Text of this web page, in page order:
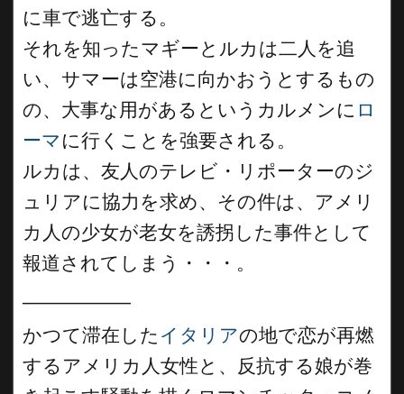
に車で逃亡する。
それを知ったマギーとルカは二人を追
い、サマーは空港に向かおうとするもの
の、大事な用があるというカルメンに ロ
ーマ に行くことを強要される。
ルカは、友人のテレビ・リポーターのジ
ュリアに協力を求め、その件は、アメリ
カ人の少女が老女を誘拐した事件として
報道されてしまう・・・。
かつて滞在した イタリアの地で恋が再燃
するアメリカ人女性と、反抗する娘が巻